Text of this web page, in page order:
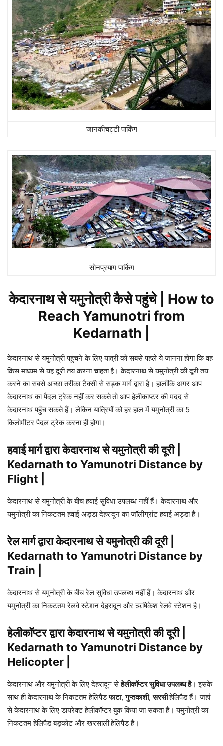
जानकीचट्टी पार्किंग
सोनप्रयाग पार्किंग
केदारनाथ से यमुनोत्री कैसे पहुंचे | How to
Reach Yamunotri from
Kedarnath |
केदारनाथ से यमुनोत्री पहुंचने के लिए यात्री को सबसे पहले ये जानना होगा कि वह
किस माध्यम से यह दूरी तय करना चाहता है। केदारनाथ से यमुनोत्री की दूरी तय
करने का सबसे अच्छा तरीका टैक्सी से सड़क मार्ग द्वारा है। हालाँकि अगर आप
केदारनाथ का पैदल ट्रेक नहीं कर सकते तो आप हेलीकाप्टर की मदद से
केदारनाथ पहुँच सकते हैं। लेकिन यात्रियों को हर हाल में यमुनोत्री का 5
किलोमीटर पैदल ट्रेक करना ही होगा।
हवाई मार्ग द्वारा केदारनाथ से यमुनोत्री की दूरी |
Kedarnath to Yamunotri Distance by
Flight |
केदारनाथ से यमुनोत्री के बीच हवाई सुविधा उपलब्ध नहीं हैं। केदारनाथ और
यमुनोत्री का निकटतम हवाई अड्डा देहरादून का जॉलीग्रांट हवाई अड्डा है।
रेल मार्ग द्वारा केदारनाथ से यमुनोत्री की दूरी |
Kedarnath to Yamunotri Distance by
Train |
केदारनाथ से यमुनोत्री के बीच रेल सुविधा उपलब्ध नहीं हैं। केदारनाथ और
यमुनोत्री का निकटतम रेलवे स्टेशन देहरादून और ऋषिकेश रेलवे स्टेशन है।
हेलीकॉप्टर द्वारा केदारनाथ से यमुनोत्री की दूरी |
Kedarnath to Yamunotri Distance by
Helicopter |
केदारनाथ और यमुनोत्री के लिए देहरादून सेहेलीकॉप्टर सुविधा उपलब्ध है। इसके
साथ ही केदारनाथ के निकटतम हेलिपैडफाटा,गुप्तकाशी,सरसीहेलिपैड हैं। जहां
से केदारनाथ के लिए डायरेक्ट हेलीकॉप्टर बुक किया जा सकता है। यमुनोत्री का
निकटतम हेलिपैड बड़कोट और खरसाली हेलिपैड है।